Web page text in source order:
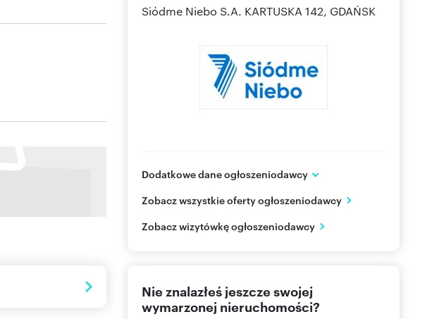
Siódme Niebo S.A. KARTUSKA 142, GDAŃSK
Dodatkowe dane ogłoszeniodawcy
Al. Niepodległości 124/8
mazowieckie
Zobacz wszystkie oferty ogłoszeniodawcy
Zobacz wizytówkę ogłoszeniodawcy
Nie znalazłeś jeszcze swojej
wymarzonej nieruchomości?